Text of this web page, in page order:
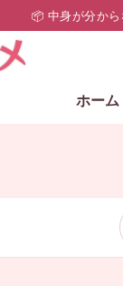
ホーム
📦 中身が分か